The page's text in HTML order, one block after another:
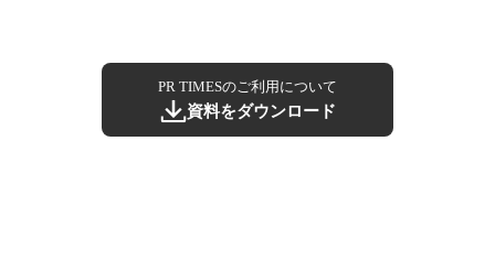
PR TIMESのご利用について
資料をダウンロード